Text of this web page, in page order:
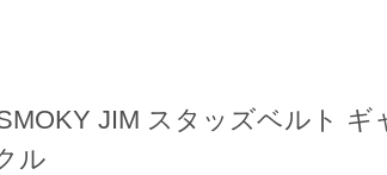
JIM スタッズベルト ギ
ル